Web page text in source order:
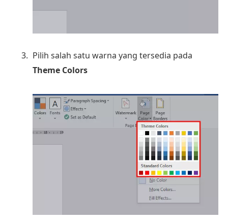
Pilih salah satu warna yang tersedia pada
Theme Colors